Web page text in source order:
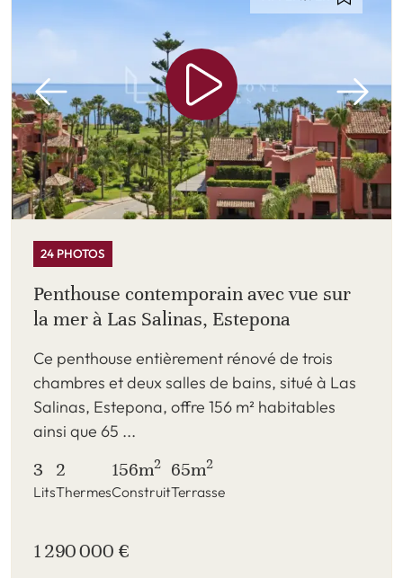
24 PHOTOS
Penthouse contemporain avec vue sur
la mer à Las Salinas, Estepona
Ce penthouse entièrement rénové de trois
chambres et deux salles de bains, situé à Las
Salinas, Estepona, offre 156 m² habitables
ainsi que 65 ...
3
Lits
2
Thermes
156m2
Construit
65m2
Terrasse
1 290 000 €